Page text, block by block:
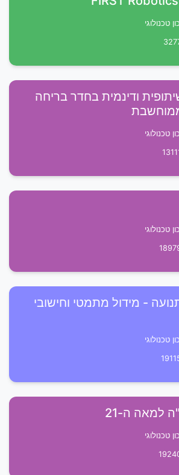
טכנולוגי
ודינמית בחדר בריחה
טכנולוגי
טכנולוגי
- מידול מתמטי וחישובי
טכנולוגי
למאה ה-21
טכנולוגי